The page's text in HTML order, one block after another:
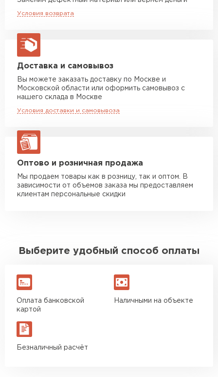
макс. длина груза 13,5 м
Манипулятор до 5 тн
макс. длина груза 6 м
Манипулятор до 10 тн
макс. длина груза 8 м
Манипулятор до 20 тн
Условия возврата
Доставка и самовывоз
Вы можете заказать доставку по Москве и
Московской области или оформить самовывоз с
нашего склада в Москве
Условия доставки и самовывоза
Оптово и розничная продажа
Мы продаем товары как в розницу, так и оптом. В
зависимости от объемов заказа мы предоставляем
клиентам персональные скидки
Выберите удобный способ оплаты
Оплата банковской
картой
Наличными на объекте
Безналичный расчёт